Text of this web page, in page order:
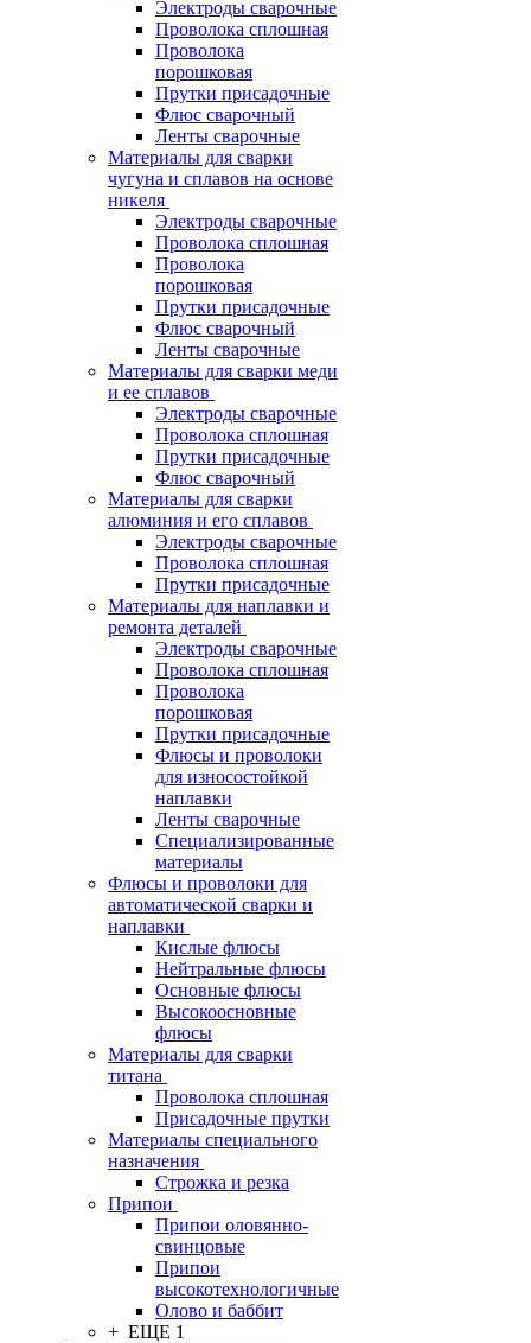
Электроды сварочные
Проволока сплошная
Проволока
порошковая
Прутки присадочные
Флюс сварочный
Ленты сварочные
Материалы для сварки
чугуна и сплавов на основе
никеля
Электроды сварочные
Проволока сплошная
Проволока
порошковая
Прутки присадочные
Флюс сварочный
Ленты сварочные
Материалы для сварки меди
и ее сплавов
Электроды сварочные
Проволока сплошная
Прутки присадочные
Флюс сварочный
Материалы для сварки
алюминия и его сплавов
Электроды сварочные
Проволока сплошная
Прутки присадочные
Материалы для наплавки и
ремонта деталей
Электроды сварочные
Проволока сплошная
Проволока
порошковая
Прутки присадочные
Флюсы и проволоки
для износостойкой
наплавки
Ленты сварочные
Специализированные
материалы
Флюсы и проволоки для
автоматической сварки и
наплавки
Кислые флюсы
Нейтральные флюсы
Основные флюсы
Высокоосновные
флюсы
Материалы для сварки
титана
Проволока сплошная
Присадочные прутки
Материалы специального
назначения
Строжка и резка
Припои
Припои оловянно-
свинцовые
Припои
высокотехнологичные
Олово и баббит
+ ЕЩЕ 1